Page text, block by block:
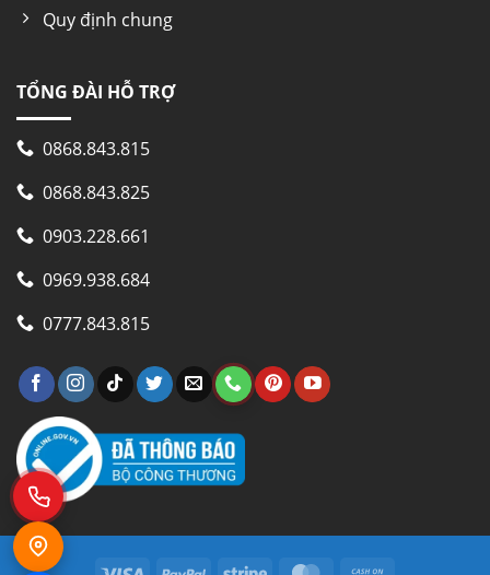
Quy định chung
TỔNG ĐÀI HỖ TRỢ
0868.843.815
0868.843.825
0903.228.661
0969.938.684
0777.843.815